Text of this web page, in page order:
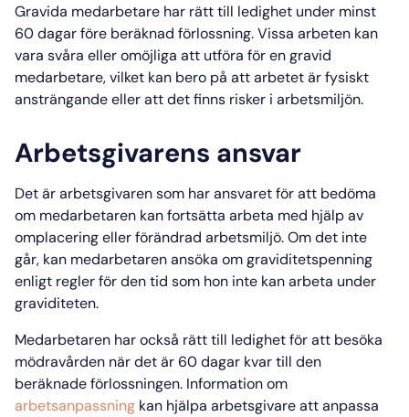
Gravida medarbetare har rätt till ledighet under minst
60 dagar före beräknad förlossning. Vissa arbeten kan
vara svåra eller omöjliga att utföra för en gravid
medarbetare, vilket kan bero på att arbetet är fysiskt
ansträngande eller att det finns risker i arbetsmiljön.
Arbetsgivarens ansvar
Det ärarbetsgivarensom har ansvaret för att bedöma
om medarbetaren kan fortsätta arbeta med hjälp av
omplacering eller förändrad arbetsmiljö. Om det inte
går, kan medarbetaren ansöka omgraviditetspenning
enligt reglerför den tid som hon inte kan arbeta under
graviditeten.
Medarbetaren har också rätt till ledighet för att besöka
mödravården när det är 60 dagar kvar till den
beräknade förlossningen. Information om
arbetsanpassning kan hjälpa arbetsgivare att anpassa